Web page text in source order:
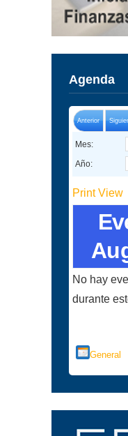
Agenda
Anterior
Mes:
Año:
PrintView
No hay
durante
General